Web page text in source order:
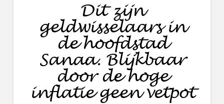
Dit zijn
geldwisselaars in
de hoofdstad
Sanaa. Blijkbaar
door de hoge
inflatie geen vetpot